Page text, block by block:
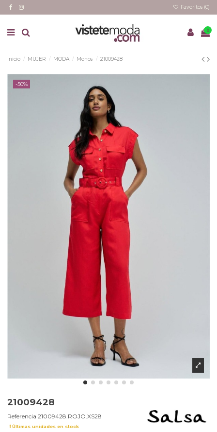
Favoritos (0)
0
Inicio MUJER MODA Monos 21009428
-50%
21009428
Referencia 21009428.ROJO.XS28
Últimas unidades en stock